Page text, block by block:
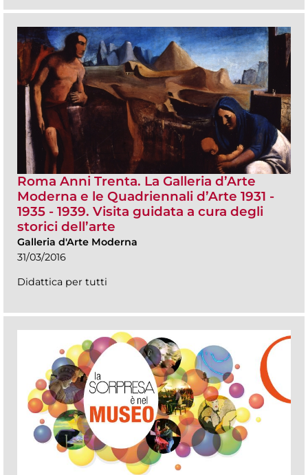
Roma Anni Trenta. La Galleria d’Arte
Moderna e le Quadriennali d’Arte 1931 -
1935 - 1939. Visita guidata a cura degli
storici dell’arte
Galleria d'Arte Moderna
31/03/2016
Didattica per tutti